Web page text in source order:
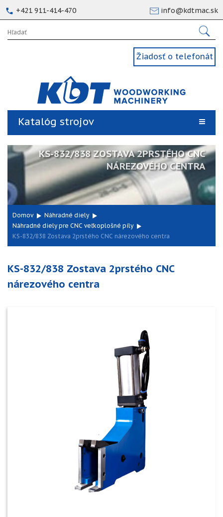
+421 911-414-470 info@kdtmac.sk
Žiadosť o telefonát
Katalóg strojov
KS-832/838 ZOSTAVA 2PRSTÉHO CNC
NÁREZOVÉHO CENTRA
Domov
Náhradné diely
Náhradné diely pre CNC veľkoplošné píly
KS-832/838 Zostava 2prstého CNC nárezového centra
KS-832/838 Zostava 2prstého CNC
nárezového centra